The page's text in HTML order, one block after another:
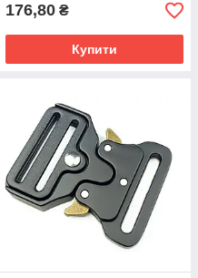
176,80 ₴
Купити